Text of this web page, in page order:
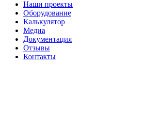
Наши проекты
Оборудование
Калькулятор
Медиа
Документация
Отзывы
Контакты